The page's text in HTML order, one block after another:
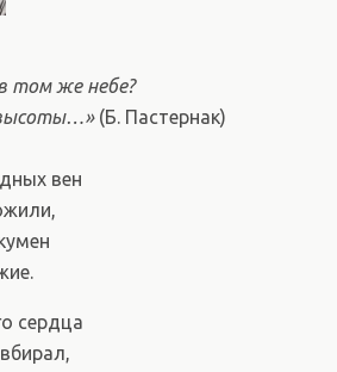
том же небе?
(Б. Пастернак)
вен
сердца